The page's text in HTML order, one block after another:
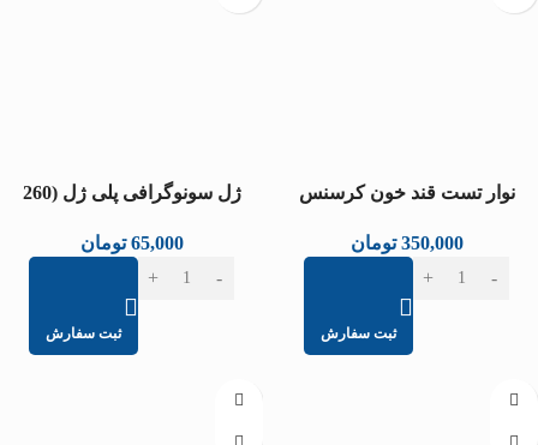
نوار تست قند خون کرسنس
350,000 تومان
ثبت سفارش
ژل سونوگرافی پلی ژل (260
65,000 تومان
ثبت سفارش